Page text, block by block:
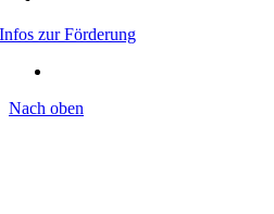
Infos zur Förderung
Nach oben